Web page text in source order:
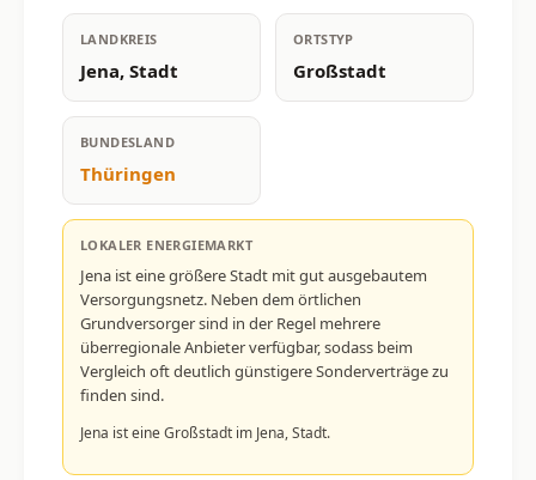
LANDKREIS
Jena, Stadt
ORTSTYP
Großstadt
BUNDESLAND
Thüringen
LOKALER ENERGIEMARKT
Jena ist eine größere Stadt mit gut ausgebautem
Versorgungsnetz. Neben dem örtlichen
Grundversorger sind in der Regel mehrere
überregionale Anbieter verfügbar, sodass beim
Vergleich oft deutlich günstigere Sonderverträge zu
finden sind.
Jena ist eine Großstadt im Jena, Stadt.